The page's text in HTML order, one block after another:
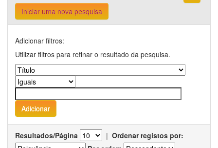
Iniciar uma nova pesquisa
Adicionar filtros:
Utilizar filtros para refinar o resultado da pesquisa.
Resultados/Página | Ordenar registos por: